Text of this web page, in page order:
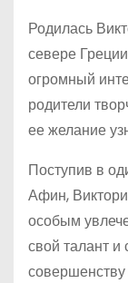
Родилась
севере
огромный
родители
ее желание
Поступив в
Афин,
особым
свой талант и